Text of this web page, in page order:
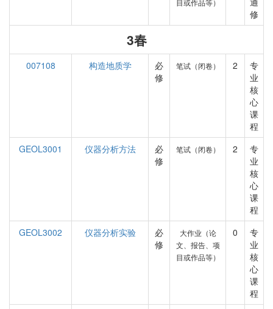
目或作品等）
修
3春
007108 构造地质学
必
修
笔试（闭卷） 2
专
业
核
心
课
程
GEOL3001
仪器分析方法
必
修
笔试（闭卷） 2
专
业
核
心
课
程
GEOL3002
仪器分析实验
必
修
大作业（论
文、报告、项
目或作品等）
0
专
业
核
心
课
程